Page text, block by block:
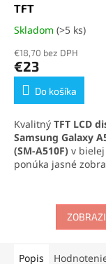
TFT
Priemerné
produktu
je
4,5
hviezdičiek.
Skladom (>5 ks)
€18,70 bez DPH
€23
Do košíka
Kvalitný TFT LCD
Samsung Galaxy
(SM-A510F) v
ponúka jasné
alebo výmenu
displeja. Spoľahlivé
spracovanie a plná
zaručujú
Popis